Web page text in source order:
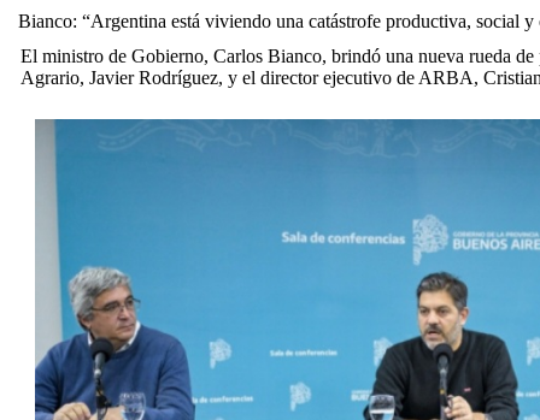
Bianco: “Argentina está viviendo una catástrofe productiva, social y
El ministro de Gobierno, Carlos Bianco, brindó una nueva rueda de
Agrario, Javier Rodríguez, y el director ejecutivo de ARBA,